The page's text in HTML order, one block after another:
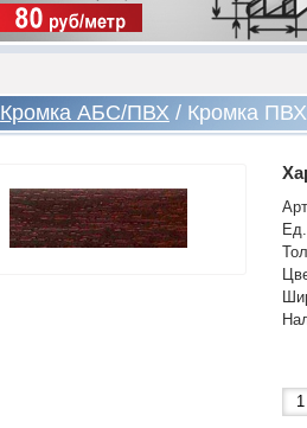
Кромка АБС/ПВХ / Кромка